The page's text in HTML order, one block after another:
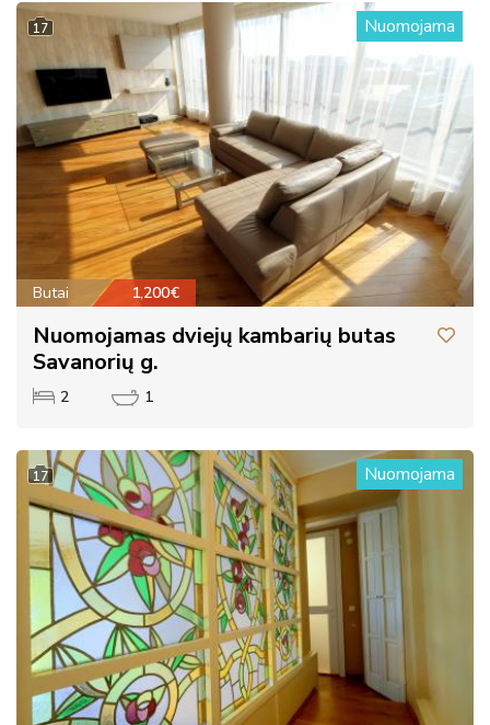
17 Nuomojama
Butai 1,200€
Nuomojamas dviejų kambarių butas
Savanorių g.
2 1
17 Nuomojama